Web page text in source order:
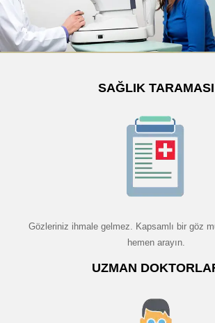
Previous
SAĞLIK TARAMASI
Gözleriniz ihmale gelmez. Kapsamlı bir göz
hemen arayın.
UZMAN